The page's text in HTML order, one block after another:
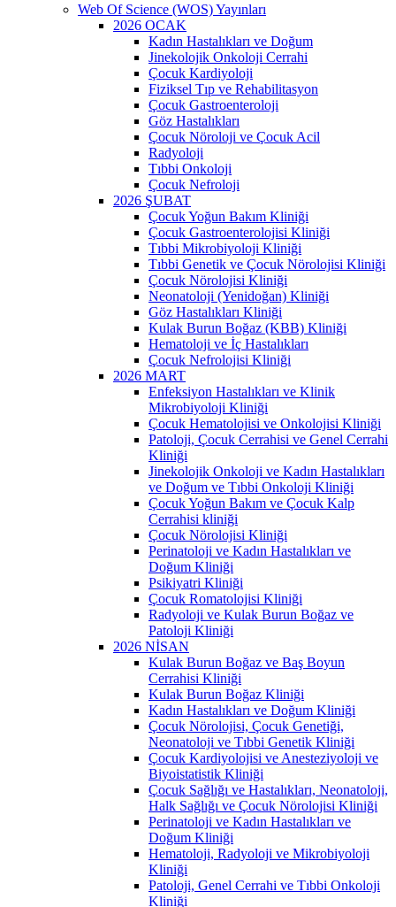
Web Of Science (WOS) Yayınları
2026 OCAK
Kadın Hastalıkları ve Doğum
Jinekolojik Onkoloji Cerrahi
Çocuk Kardiyoloji
Fiziksel Tıp ve Rehabilitasyon
Çocuk Gastroenteroloji
Göz Hastalıkları
Çocuk Nöroloji ve Çocuk Acil
Radyoloji
Tıbbi Onkoloji
Çocuk Nefroloji
2026 ŞUBAT
Çocuk Yoğun Bakım Kliniği
Çocuk Gastroenterolojisi Kliniği
Tıbbi Mikrobiyoloji Kliniği
Tıbbi Genetik ve Çocuk Nörolojisi Kliniği
Çocuk Nörolojisi Kliniği
Neonatoloji (Yenidoğan) Kliniği
Göz Hastalıkları Kliniği
Kulak Burun Boğaz (KBB) Kliniği
Hematoloji ve İç Hastalıkları
Çocuk Nefrolojisi Kliniği
2026 MART
Enfeksiyon Hastalıkları ve Klinik
Mikrobiyoloji Kliniği
Çocuk Hematolojisi ve Onkolojisi Kliniği
Patoloji, Çocuk Cerrahisi ve Genel Cerrahi
Kliniği
Jinekolojik Onkoloji ve Kadın Hastalıkları
ve Doğum ve Tıbbi Onkoloji Kliniği
Çocuk Yoğun Bakım ve Çocuk Kalp
Cerrahisi kliniği
Çocuk Nörolojisi Kliniği
Perinatoloji ve Kadın Hastalıkları ve
Doğum Kliniği
Psikiyatri Kliniği
Çocuk Romatolojisi Kliniği
Radyoloji ve Kulak Burun Boğaz ve
Patoloji Kliniği
2026 NİSAN
Kulak Burun Boğaz ve Baş Boyun
Cerrahisi Kliniği
Kulak Burun Boğaz Kliniği
Kadın Hastalıkları ve Doğum Kliniği
Çocuk Nörolojisi, Çocuk Genetiği,
Neonatoloji ve Tıbbi Genetik Kliniği
Çocuk Kardiyolojisi ve Anesteziyoloji ve
Biyoistatistik Kliniği
Çocuk Sağlığı ve Hastalıkları, Neonatoloji,
Halk Sağlığı ve Çocuk Nörolojisi Kliniği
Perinatoloji ve Kadın Hastalıkları ve
Doğum Kliniği
Hematoloji, Radyoloji ve Mikrobiyoloji
Kliniği
Patoloji, Genel Cerrahi ve Tıbbi Onkoloji
Kliniği